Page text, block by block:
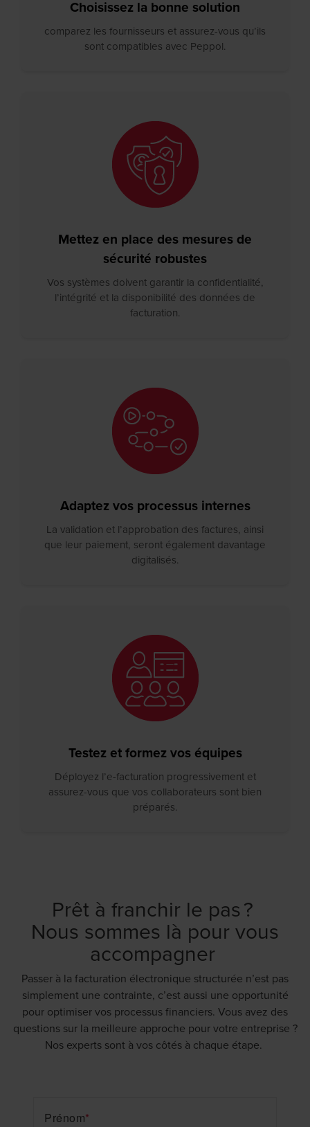
Choisissez la bonne solution
comparez les fournisseurs et assurez-vous qu’ils
sont compatibles avec Peppol.
Mettez en place des mesures de
sécurité robustes
Vos systèmes doivent garantir la confidentialité,
l’intégrité et la disponibilité des données de
facturation.
Adaptez vos processus internes
La validation et l’approbation des factures, ainsi
que leur paiement, seront également davantage
digitalisés.
Testez et formez vos équipes
Déployez l’e-facturation progressivement et
assurez-vous que vos collaborateurs sont bien
préparés.
Prêt à franchir le pas ?
Nous sommes là pour vous
accompagner
Passer à la facturation électronique structurée n’est pas
simplement une contrainte, c’est aussi une opportunité
pour optimiser vos processus financiers. Vous avez des
questions sur la meilleure approche pour votre entreprise ?
Nos experts sont à vos côtés à chaque étape.
*
Prénom